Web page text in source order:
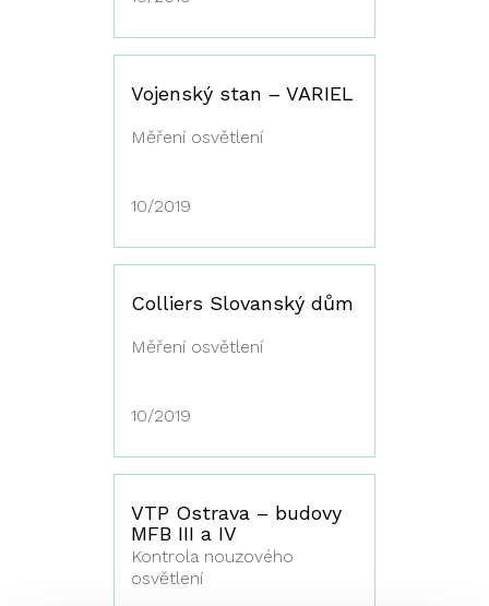
Vojenský stan – VARIEL
Měření osvětlení
10/2019
Colliers Slovanský dům
Měření osvětlení
10/2019
VTP Ostrava – budovy
MFB III a IV
Kontrola nouzového
osvětlení